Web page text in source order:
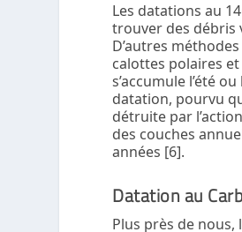
Les datations au 14
trouver des débris
D’autres
calottes polaires
s’accumule l’été
datation, pourvu
détruite par
des couches
années [6].
Datation au
Plus près de nous,